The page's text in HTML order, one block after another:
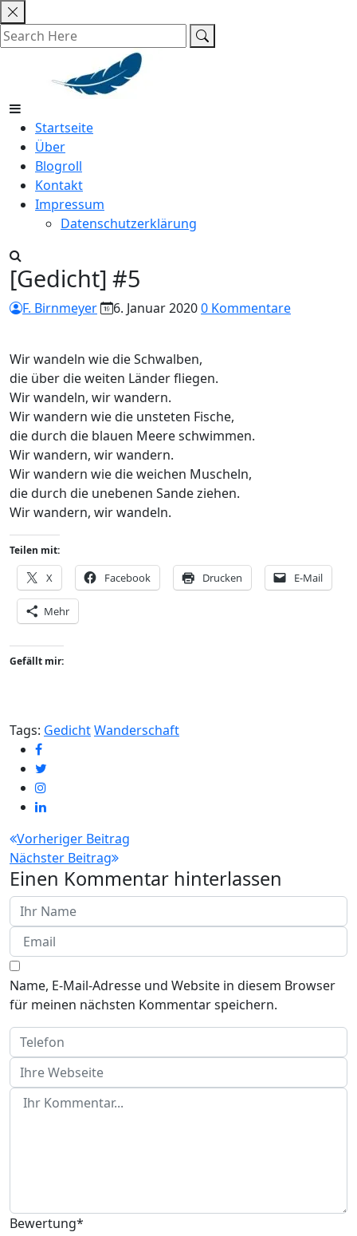
Skip
to
content
Startseite
Über
Blogroll
Kontakt
Impressum
Datenschutzerklärung
[Gedicht] #5
F. Birnmeyer 6. Januar 20200 Kommentare
Wir wandeln wie die Schwalben,
die über die weiten Länder fliegen.
Wir wandeln, wir wandern.
Wir wandern wie die unsteten Fische,
die durch die blauen Meere schwimmen.
Wir wandern, wir wandern.
Wir wandern wie die weichen Muscheln,
die durch die unebenen Sande ziehen.
Wir wandern, wir wandeln.
Teilen mit:
X Facebook Drucken E-Mail
Mehr
Gefällt mir:
Tags: GedichtWanderschaft
Beitragsnavigation
Vorheriger Beitrag
Nächster Beitrag
Einen Kommentar hinterlassen
Name, E-Mail-Adresse und Website in diesem Browser
für meinen nächsten Kommentar speichern.
Bewertung*